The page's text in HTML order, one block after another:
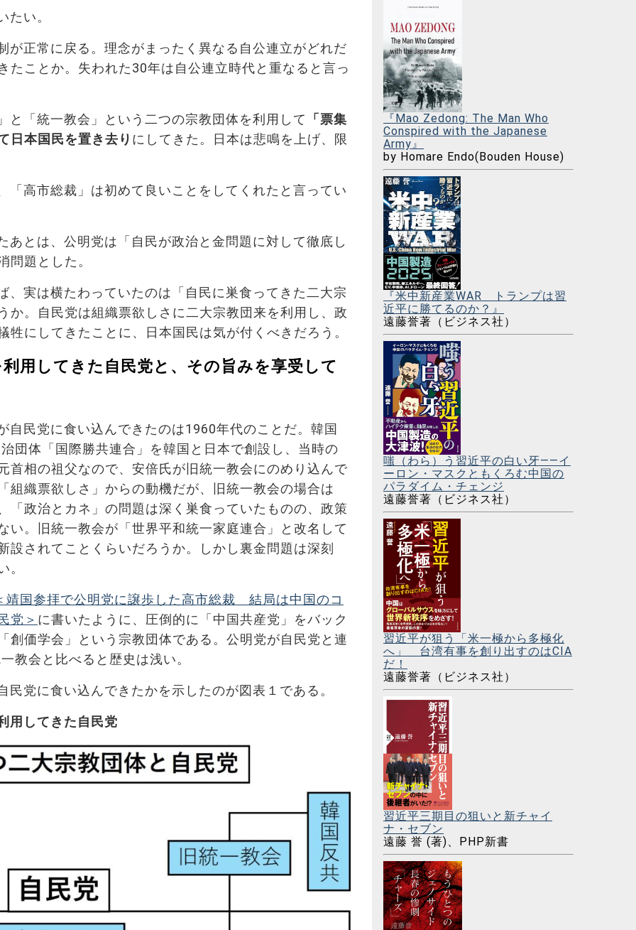
たい。
が正常に戻る。理念がまったく異なる自公連立がどれだ
たことか。失われた30年は自公連立時代と重なると言っ
と「統一教会」という二つの宗教団体を利用して
「票集
日本国民を置き去り にしてきた。日本は悲鳴を上げ、限
「高市総裁」は初めて良いことをしてくれたと言ってい
あとは、公明党は「自民が政治と金問題に対して徹底し
問題とした。
、実は横たわっていたのは「自民に巣食ってきた二大宗
か。自民党は組織票欲しさに二大宗教団来を利用し、政
にしてきたことに、日本国民は気が付くべきだろう。
用してきた自民党と、その旨みを享受して
自民党に食い込んできたのは1960年代のことだ。韓国
団体「国際勝共連合」を韓国と日本で創設し、当時の
首相の祖父なので、安倍氏が旧統一教会にのめり込んで
組織票欲しさ」からの動機だが、旧統一教会の場合は
「政治とカネ」の問題は深く巣食っていたものの、政策
い。旧統一教会が「世界平和統一家庭連合」と改名して
設されてことくらいだろうか。しかし裏金問題は深刻
。
靖国参拝で公明党に譲歩した高市総裁 結局は中国のコ
党＞ に書いたように、圧倒的に「中国共産党」をバック
創価学会」という宗教団体である。公明党が自民党と連
教会と比べると歴史は浅い。
党に食い込んできたかを示したのが図表１である。
用してきた自民党
『Mao Zedong: The Man Who
Conspired with the Japanese
Army』
by Homare Endo(Bouden House)
『米中新産業WAR トランプは習
近平に勝てるのか？』
遠藤誉著（ビジネス社）
嗤（わら）う習近平の白い牙――イ
ーロン・マスクともくろむ中国の
パラダイム・チェンジ
遠藤誉著（ビジネス社）
習近平が狙う「米一極から多極化
へ」 台湾有事を創り出すのはCIA
だ！
遠藤誉著（ビジネス社）
習近平三期目の狙いと新チャイ
ナ・セブン
遠藤 誉 (著)、PHP新書